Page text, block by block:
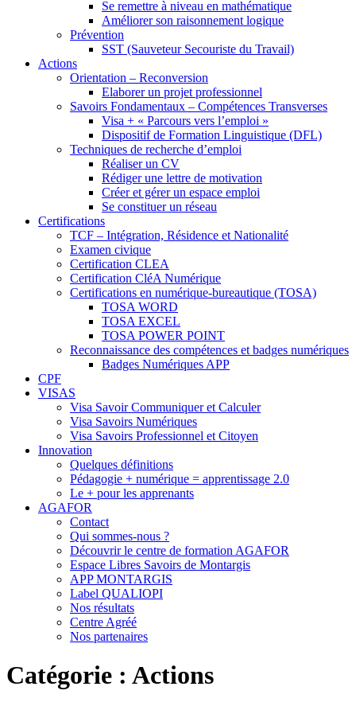
Se remettre à niveau en mathématique
Améliorer son raisonnement logique
Prévention
SST (Sauveteur Secouriste du Travail)
Actions
Orientation – Reconversion
Elaborer un projet professionnel
Savoirs Fondamentaux – Compétences Transverses
Visa + « Parcours vers l’emploi »
Dispositif de Formation Linguistique (DFL)
Techniques de recherche d’emploi
Réaliser un CV
Rédiger une lettre de motivation
Créer et gérer un espace emploi
Se constituer un réseau
Certifications
TCF – Intégration, Résidence et Nationalité
Examen civique
Certification CLEA
Certification CléA Numérique
Certifications en numérique-bureautique (TOSA)
TOSA WORD
TOSA EXCEL
TOSA POWER POINT
Reconnaissance des compétences et badges numériques
Badges Numériques APP
CPF
VISAS
Visa Savoir Communiquer et Calculer
Visa Savoirs Numériques
Visa Savoirs Professionnel et Citoyen
Innovation
Quelques définitions
Pédagogie + numérique = apprentissage 2.0
Le + pour les apprenants
AGAFOR
Contact
Qui sommes-nous ?
Découvrir le centre de formation AGAFOR
Espace Libres Savoirs de Montargis
APP MONTARGIS
Label QUALIOPI
Nos résultats
Centre Agréé
Nos partenaires
Catégorie : Actions